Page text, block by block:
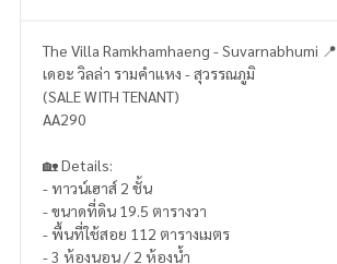
The Villa Ramkhamhaeng - Suvarnabhumi 📍
เดอะ วิลล่า รามคำแหง - สุวรรณภูมิ
(SALE WITH TENANT)
AA290
🏡 Details:
- ทาวน์เฮาส์ 2 ชั้น
- ขนาดที่ดิน 19.5 ตารางวา
- พื้นที่ใช้สอย 112 ตารางเมตร
- 3 ห้องนอน / 2 ห้องน้ำ